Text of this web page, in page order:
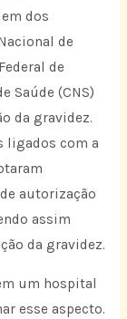
dos
de
de
Saúde (CNS)
da gravidez.
ligados com a
autorização
assim
da gravidez.
um hospital
esse aspecto.